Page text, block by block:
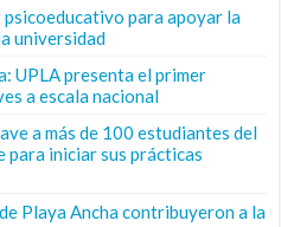
para apoyar la
universidad
UPLA presenta el primer
a escala nacional
a más de 100 estudiantes del
para iniciar sus prácticas
Playa Ancha contribuyeron a la